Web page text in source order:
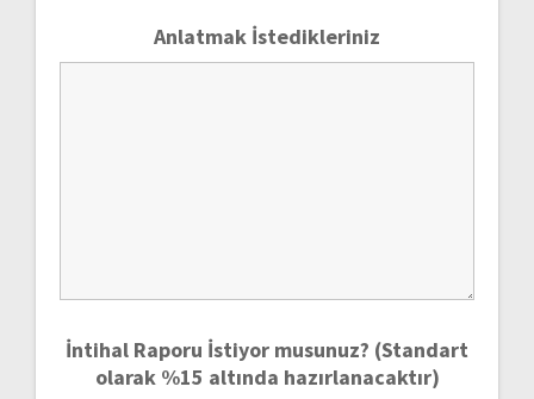
Anlatmak İstedikleriniz
İntihal Raporu İstiyor musunuz? (Standart
olarak %15 altında hazırlanacaktır)